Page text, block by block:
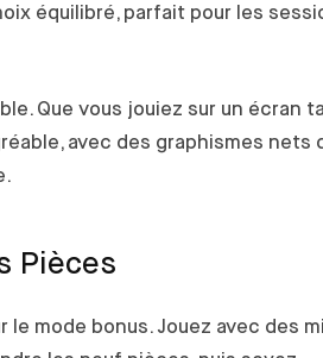
équilibré, parfait pour les
Que vous jouiez sur un écran
avec des graphismes nets
Pièces
mode bonus. Jouez avec des